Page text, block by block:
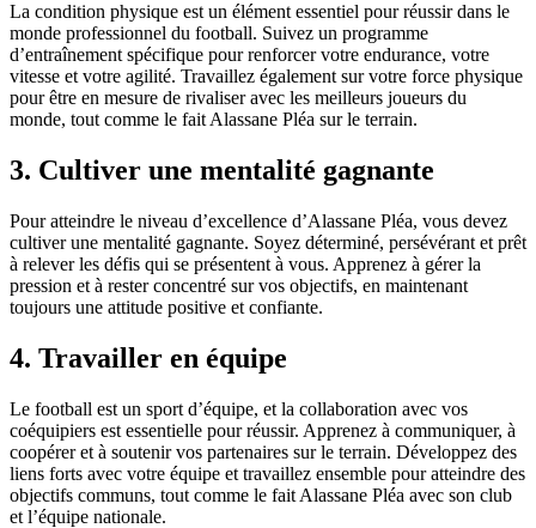
La condition physique est un élément essentiel pour réussir dans le
monde professionnel du football. Suivez un programme
d’entraînement spécifique pour renforcer votre endurance, votre
vitesse et votre agilité. Travaillez également sur votre force physique
pour être en mesure de rivaliser avec les meilleurs joueurs du
monde, tout comme le fait Alassane Pléa sur le terrain.
3. Cultiver une mentalité gagnante
Pour atteindre le niveau d’excellence d’Alassane Pléa, vous devez
cultiver une mentalité gagnante. Soyez déterminé, persévérant et prêt
à relever les défis qui se présentent à vous. Apprenez à gérer la
pression et à rester concentré sur vos objectifs, en maintenant
toujours une attitude positive et confiante.
4. Travailler en équipe
Le football est un sport d’équipe, et la collaboration avec vos
coéquipiers est essentielle pour réussir. Apprenez à communiquer, à
coopérer et à soutenir vos partenaires sur le terrain. Développez des
liens forts avec votre équipe et travaillez ensemble pour atteindre des
objectifs communs, tout comme le fait Alassane Pléa avec son club
et l’équipe nationale.